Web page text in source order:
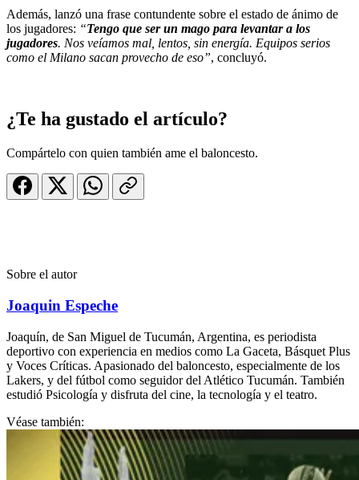
Además, lanzó una frase contundente sobre el estado de ánimo de
los jugadores: “Tengo que ser un mago para levantar a los
jugadores. Nos veíamos mal, lentos, sin energía. Equipos serios
como el Milano sacan provecho de eso”, concluyó.
¿Te ha gustado el artículo?
Compártelo con quien también ame el baloncesto.
Sobre el autor
Joaquin Espeche
Joaquín, de San Miguel de Tucumán, Argentina, es periodista
deportivo con experiencia en medios como La Gaceta, Básquet Plus
y Voces Críticas. Apasionado del baloncesto, especialmente de los
Lakers, y del fútbol como seguidor del Atlético Tucumán. También
estudió Psicología y disfruta del cine, la tecnología y el teatro.
Véase también: